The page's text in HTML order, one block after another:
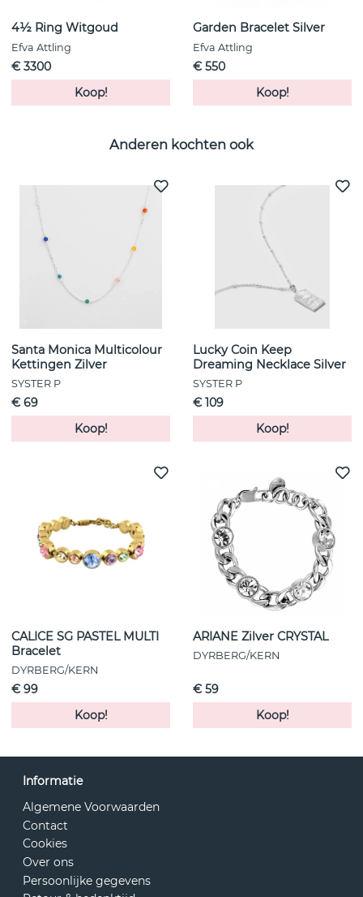
4½ Ring Witgoud
Efva Attling
€ 3300
Koop!
Garden Bracelet Silver
Efva Attling
€ 550
Koop!
Anderen kochten ook
Santa Monica Multicolour
Kettingen Zilver
SYSTER P
€ 69
Koop!
Lucky Coin Keep
Dreaming Necklace Silver
SYSTER P
€ 109
Koop!
CALICE SG PASTEL MULTI
Bracelet
DYRBERG/KERN
€ 99
Koop!
ARIANE Zilver CRYSTAL
DYRBERG/KERN
€ 59
Koop!
Informatie
Algemene Voorwaarden
Contact
Cookies
Over ons
Persoonlijke gegevens